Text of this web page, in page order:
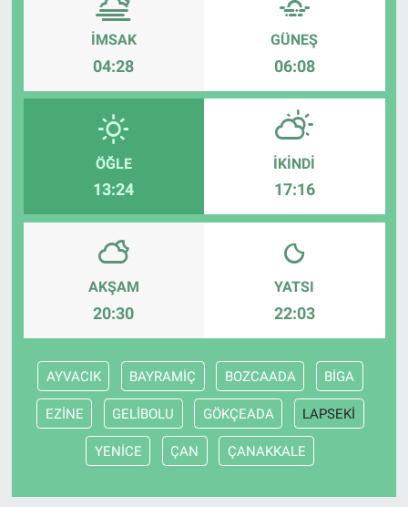
İMSAK
04:28
GÜNEŞ
06:08
ÖĞLE
13:24
İKINDI
17:16
AKŞAM
20:30
YATSI
22:03
AYVACIK BAYRAMİÇ BOZCAADA BİGA
EZİNE GELİBOLU GÖKÇEADA LAPSEKİ
YENİCE ÇAN ÇANAKKALE